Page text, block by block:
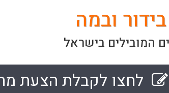
ובמה
המובילים בישראל
לחצו לקבלת הצעת